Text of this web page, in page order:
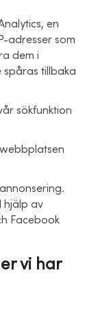
en
adresser som
dem i
tillbaka
sökfunktion
hjälp av
Facebook
vi har